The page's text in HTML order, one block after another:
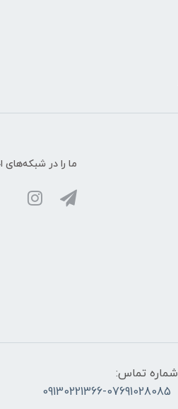
ما را در شبکه‌های
شماره تماس:
09130221366-07691028085